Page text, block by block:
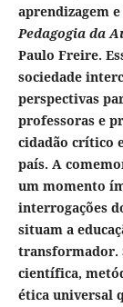
aprendizagem
Pedagogia da
Paulo Freire.
sociedade
perspectivas
professoras e
cidadão crítico
país. A
um momento
interrogações
situam a
transformador.
científica,
ética universal